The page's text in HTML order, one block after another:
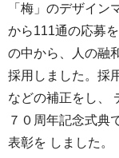
「梅」のデザイン
から111通の応募
の中から、人の融
採用しました。採
などの補正をし、
７０周年記念式典
表彰を しました。